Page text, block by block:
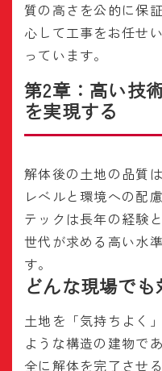
質の高さを公的に保
心して工事をお任せ
っています。
第2章：高い技
を実現する
解体後の土地の品質
レベルと環境への配
テックは長年の経験
世代が求める高い水
す。
どんな現場で
土地を「気持ちよく
ような構造の建物で
全に解体を完了させ